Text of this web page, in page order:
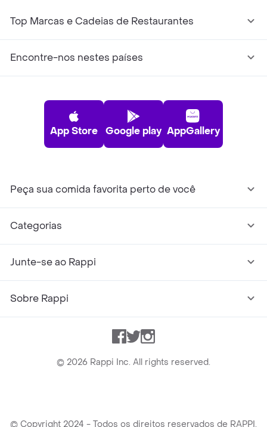
Top Marcas e Cadeias de Restaurantes
Encontre-nos nestes países
App Store Google play AppGallery
Peça sua comida favorita perto de você
Categorias
Junte-se ao Rappi
Sobre Rappi
Facebook
TwitterInstagram
© 2026 Rappi Inc. All rights reserved.
© Copyright 2024 - Todos os direitos reservados de RAPPI.